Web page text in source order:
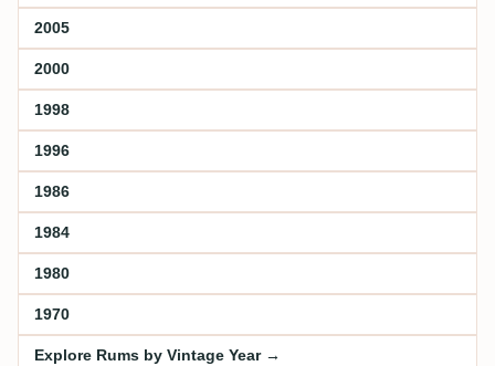
2005
2000
1998
1996
1986
1984
1980
1970
Explore Rums by Vintage Year →